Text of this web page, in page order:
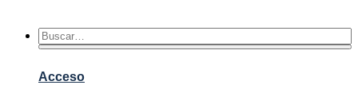
Acceso